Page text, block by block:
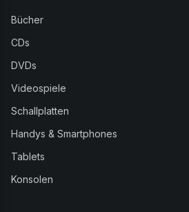
Bücher
CDs
DVDs
Videospiele
Schallplatten
Handys & Smartphones
Tablets
Konsolen